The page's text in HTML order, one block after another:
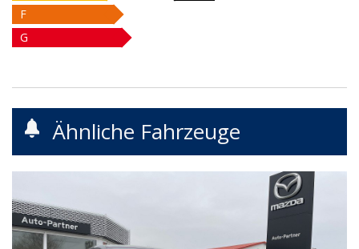
F
G
Ähnliche Fahrzeuge